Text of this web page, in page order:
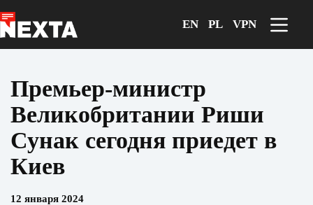
к
сути
EN PL VPN
Премьер-министр
Великобритании Риши
Сунак сегодня приедет в
Киев
12 января 2024